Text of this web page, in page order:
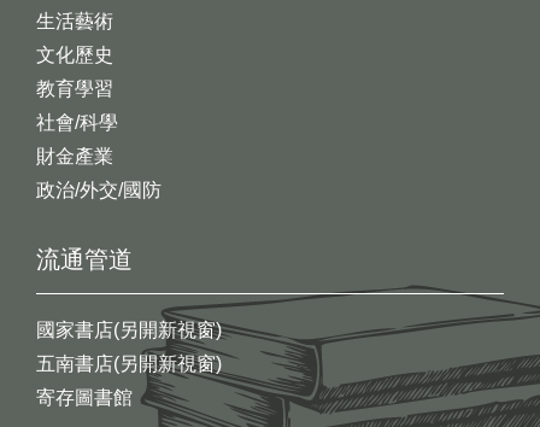
生活藝術
文化歷史
教育學習
社會/科學
財金產業
政治/外交/國防
流通管道
國家書店(另開新視窗)
五南書店(另開新視窗)
寄存圖書館